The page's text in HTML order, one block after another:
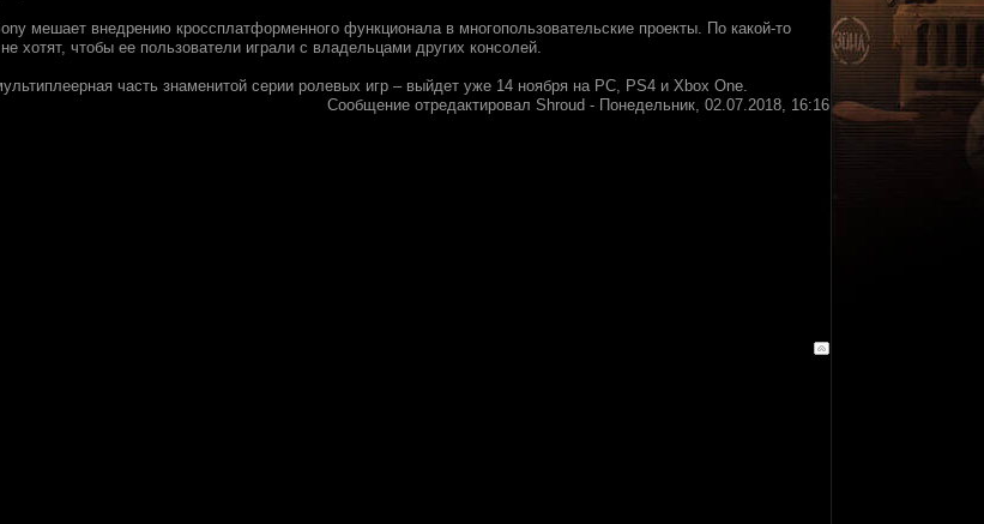
мешает внедрению кроссплатформенного функционала в многопользовательские проекты. По какой-то
хотят, чтобы ее пользователи играли с владельцами других консолей.
часть знаменитой серии ролевых игр – выйдет уже 14 ноября на PC, PS4 и Xbox One.
Сообщение отредактировал Shroud - Понедельник, 02.07.2018, 16:16